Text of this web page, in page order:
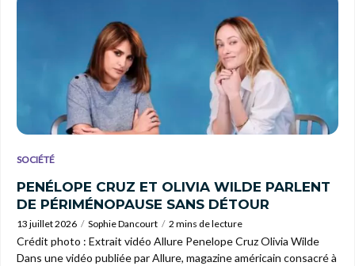
SOCIÉTÉ
PENÉLOPE CRUZ ET OLIVIA WILDE PARLENT
DE PÉRIMÉNOPAUSE SANS DÉTOUR
13 juillet 2026 Sophie Dancourt 2 mins de lecture
Crédit photo : Extrait vidéo Allure Penelope Cruz Olivia Wilde
Dans une vidéo publiée par Allure, magazine américain consacré à